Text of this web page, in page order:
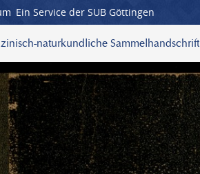
Ein Service der SUB Göttingen
naturkundliche Sammelhandschrift